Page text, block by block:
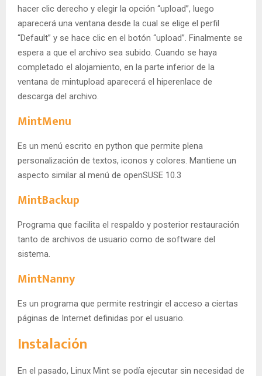
hacer clic derecho y elegir la opción “upload”, luego
aparecerá una ventana desde la cual se elige el perfil
“Default” y se hace clic en el botón “upload”. Finalmente se
espera a que el archivo sea subido. Cuando se haya
completado el alojamiento, en la parte inferior de la
ventana de mintupload aparecerá el hiperenlace de
descarga del archivo.
MintMenu
Es un menú escrito en python que permite plena
personalización de textos, iconos y colores. Mantiene un
aspecto similar al menú de openSUSE 10.3
MintBackup
Programa que facilita el respaldo y posterior restauración
tanto de archivos de usuario como de software del
sistema.
MintNanny
Es un programa que permite restringir el acceso a ciertas
páginas de Internet definidas por el usuario.
Instalación
En el pasado, Linux Mint se podía ejecutar sin necesidad de